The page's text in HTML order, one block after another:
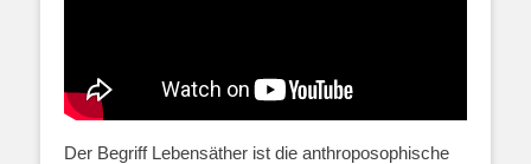
Der Begriff Lebensäther ist die anthroposophische